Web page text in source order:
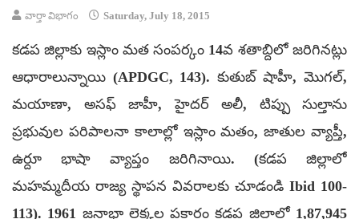
వార్తా విభాగం Saturday, July 18, 2015
కడప జిల్లాకు ఇస్లాం మత సంపర్కం 14వ శతాబ్దిలో జరిగినట్లు
ఆధారాలున్నాయి (APDGC, 143). కుతుబ్ షాహీ, మొగల్,
మయాణా, అసఫ్ జాహీ, హైదర్ అలీ, టిప్పు సుల్తాను
ప్రభువుల పరిపాలనా కాలాల్లో ఇస్లాం మతం, జాతుల వ్యాప్తీ,
ఉర్దూ భాషా వ్యాప్తం జరిగినాయి. (కడప జిల్లాలో
మహమ్మదీయ రాజ్య స్థాపన వివరాలకు చూడండి Ibid 100-
113). 1961 జనాభా లెక్కల ప్రకారం కడప జిల్లాలో 1,87,945